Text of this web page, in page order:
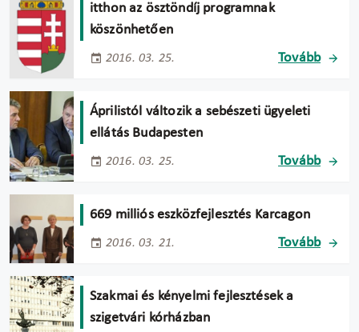
itthon az ösztöndíj programnak
köszönhetően
2016. 03. 25. Tovább
Áprilistól változik a sebészeti ügyeleti
ellátás Budapesten
2016. 03. 25. Tovább
669 milliós eszközfejlesztés Karcagon
2016. 03. 21. Tovább
Szakmai és kényelmi fejlesztések a
szigetvári kórházban